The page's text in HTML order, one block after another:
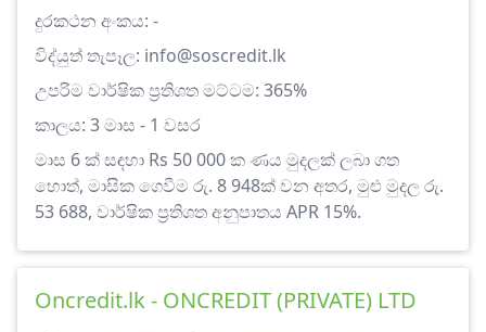
දුරකථන අංකය: -
විද්යුත් තැපෑල: info@soscredit.lk
උපරිම වාර්ෂික ප්‍රතිශත මට්ටම: 365%
කාලය: 3 මාස - 1 වසර
මාස 6 ක් සඳහා Rs 50 000 ක ණය මුදලක් ලබා ගත
හොත්, මාසික ගෙවීම රු. 8 948ක් වන අතර, මුළු මුදල රු.
53 688, වාර්ෂික ප්‍රතිශත අනුපාතය APR 15%.
Oncredit.lk - ONCREDIT (PRIVATE) LTD